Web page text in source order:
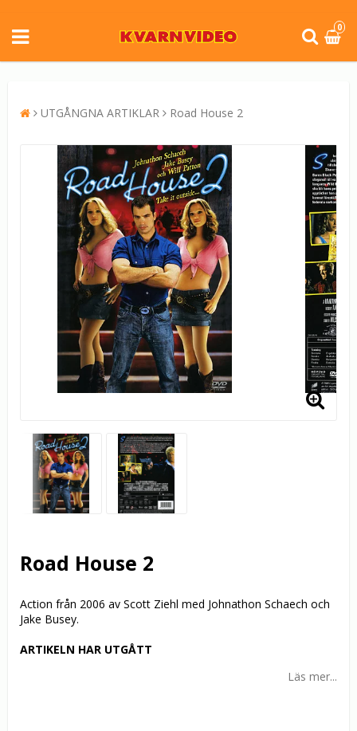
0
UTGÅNGNA ARTIKLAR Road House 2
Road House 2
Action från 2006 av Scott Ziehl med Johnathon Schaech och
Jake Busey.
ARTIKELN HAR UTGÅTT
Läs mer...